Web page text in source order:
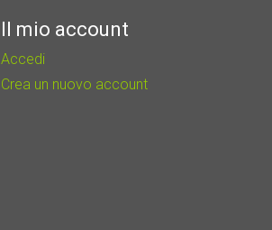
Il mio account
Accedi
Crea un nuovo account